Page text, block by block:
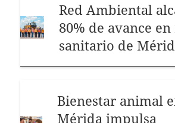
Red Ambiental
80% de avance
sanitario de
Bienestar animal
Mérida impulsa